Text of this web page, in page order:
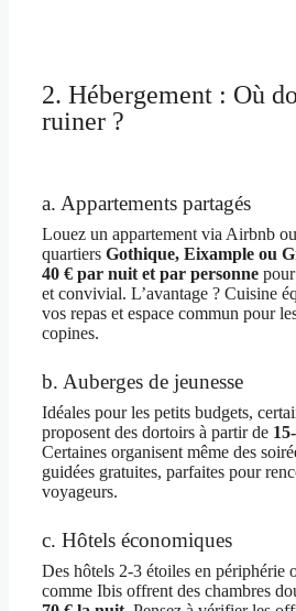
2. Hébergement : Où
ruiner ?
a. Appartements partagés
Louez un appartement via Airbnb
quartiers Gothique, Eixample ou
40 € par nuit et par personne
et convivial. L’avantage ? Cuisine
vos repas et espace commun pour
copines.
b. Auberges de jeunesse
Idéales pour les petits budgets,
proposent des dortoirs à partir de
Certaines organisent même des
guidées gratuites, parfaites pour
voyageurs.
c. Hôtels économiques
Des hôtels 2-3 étoiles en périphérie
comme Ibis offrent des chambres